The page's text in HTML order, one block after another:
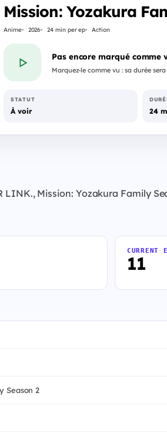
Mission: Yozakura
Anime 2026 24 min per ep Action
Pas encore marqué comme
Marquez-le comme vu : sa durée
STATUT
À voir 24
LINK., Mission: Yozakura Family
11
CURRENT
Season 2